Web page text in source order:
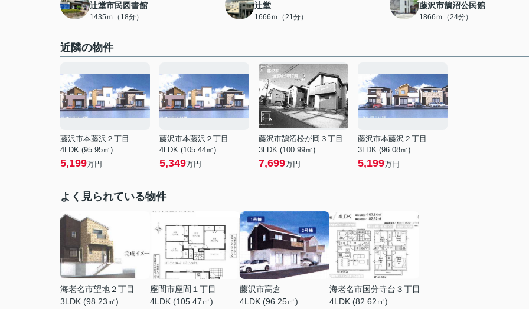
辻堂市民図書館
1435ｍ（18分）
辻堂
1666ｍ（21分）
藤沢市鵠沼公民館
1866ｍ（24分）
近隣の物件
藤沢市本藤沢２丁目
4LDK (95.95㎡)
5,199万円
藤沢市本藤沢２丁目
4LDK (105.44㎡)
5,349万円
藤沢市鵠沼松が岡３丁目
3LDK (100.99㎡)
7,699万円
藤沢市本藤沢２丁目
3LDK (96.08㎡)
5,199万円
よく見られている物件
海老名市望地２丁目
3LDK (98.23㎡)
座間市座間１丁目
4LDK (105.47㎡)
藤沢市高倉
4LDK (96.25㎡)
海老名市国分寺台３丁目
4LDK (82.62㎡)